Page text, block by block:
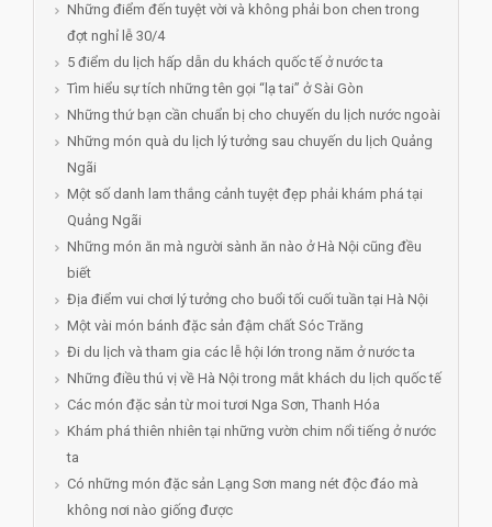
Những điểm đến tuyệt vời và không phải bon chen trong
đợt nghỉ lễ 30/4
5 điểm du lịch hấp dẫn du khách quốc tế ở nước ta
Tìm hiểu sự tích những tên gọi “lạ tai” ở Sài Gòn
Những thứ bạn cần chuẩn bị cho chuyến du lịch nước ngoài
Những món quà du lịch lý tưởng sau chuyến du lịch Quảng
Ngãi
Một số danh lam thắng cảnh tuyệt đẹp phải khám phá tại
Quảng Ngãi
Những món ăn mà người sành ăn nào ở Hà Nội cũng đều
biết
Địa điểm vui chơi lý tưởng cho buổi tối cuối tuần tại Hà Nội
Một vài món bánh đặc sản đậm chất Sóc Trăng
Đi du lịch và tham gia các lễ hội lớn trong năm ở nước ta
Những điều thú vị về Hà Nội trong mắt khách du lịch quốc tế
Các món đặc sản từ moi tươi Nga Sơn, Thanh Hóa
Khám phá thiên nhiên tại những vườn chim nổi tiếng ở nước
ta
Có những món đặc sản Lạng Sơn mang nét độc đáo mà
không nơi nào giống được